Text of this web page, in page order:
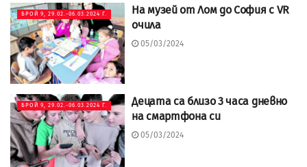
БРОЙ 9, 29.02.-06.03.2024 Г.
На музей от Лом до София с VR
очила
05/03/2024
БРОЙ 9, 29.02.-06.03.2024 Г.
Децата са близо 3 часа дневно
на смартфона си
05/03/2024